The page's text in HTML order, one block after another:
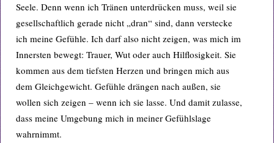
Seele. Denn wenn ich Tränen unterdrücken muss, weil sie
gesellschaftlich gerade nicht „dran“ sind, dann verstecke
ich meine Gefühle. Ich darf also nicht zeigen, was mich im
Innersten bewegt: Trauer, Wut oder auch Hilflosigkeit. Sie
kommen aus dem tiefsten Herzen und bringen mich aus
dem Gleichgewicht. Gefühle drängen nach außen, sie
wollen sich zeigen – wenn ich sie lasse. Und damit zulasse,
dass meine Umgebung mich in meiner Gefühlslage
wahrnimmt.